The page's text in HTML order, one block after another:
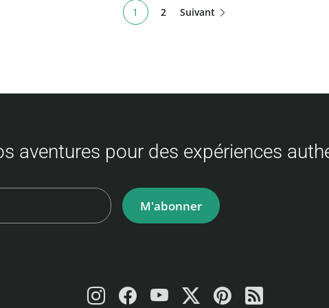
1 2 Suivant
aventures pour des expériences
M'abonner